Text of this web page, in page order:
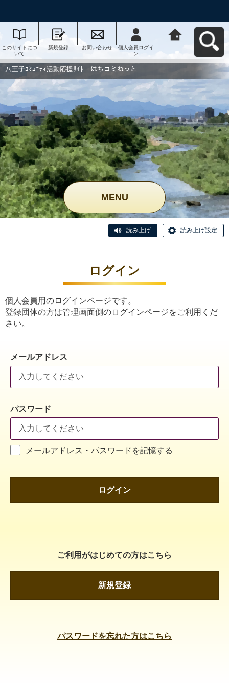
このサイトにつ
いて
新規登録 お問い合わせ
個人会員ログイ
ン
動応援ｻｲﾄ はち
コミねっとへ戻
八王子ｺﾐｭﾆﾃｨ活動応援ｻｲﾄ はちコミねっと
MENU
読み上げ 読み上げ設定
ログイン
個人会員用のログインページです。
登録団体の方は管理画面側のログインページをご利用くだ
さい。
メールアドレス
パスワード
メールアドレス・パスワードを記憶する
ログイン
ご利用がはじめての方はこちら
新規登録
パスワードを忘れた方はこちら